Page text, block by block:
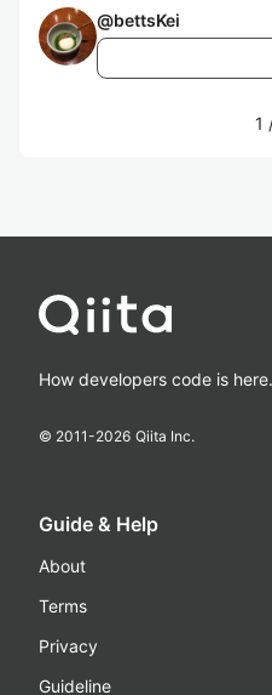
@bettsKei
1
How developers code is here.
© 2011-2026 Qiita Inc.
Guide & Help
About
Terms
Privacy
Guideline